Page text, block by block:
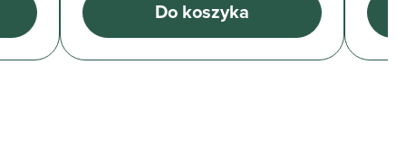
Do koszyka